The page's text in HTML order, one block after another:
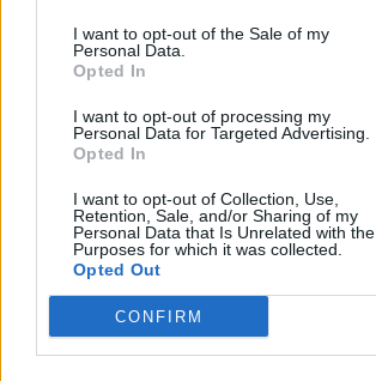
I want to opt-out of the Sale of my
Personal Data.
Opted In
I want to opt-out of processing my
Personal Data for Targeted Advertising.
Opted In
I want to opt-out of Collection, Use,
Retention, Sale, and/or Sharing of my
Personal Data that Is Unrelated with the
Purposes for which it was collected.
Opted Out
CONFIRM